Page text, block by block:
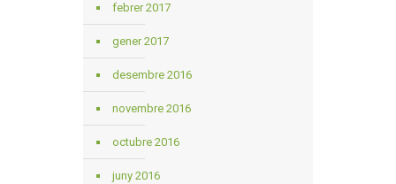
febrer 2017
gener 2017
desembre 2016
novembre 2016
octubre 2016
juny 2016